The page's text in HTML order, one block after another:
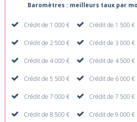
Baromètres : meilleurs taux par
Crédit de 1 000 € Crédit de 1 500 €
Crédit de 2 500 € Crédit de 3 000 €
Crédit de 4 000 € Crédit de 4 500 €
Crédit de 5 500 € Crédit de 6 000 €
Crédit de 7 000 € Crédit de 7 500 €
Crédit de 8 500 € Crédit de 9 000 €